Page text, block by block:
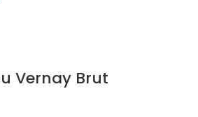
Vernay Brut